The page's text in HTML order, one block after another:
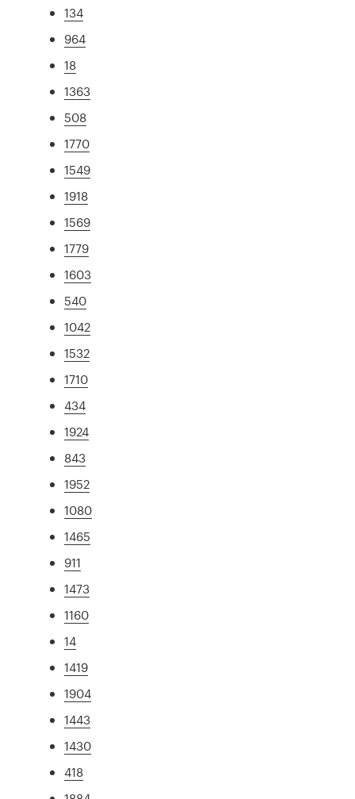
134
964
18
1363
508
1770
1549
1918
1569
1779
1603
540
1042
1532
1710
434
1924
843
1952
1080
1465
911
1473
1160
14
1419
1904
1443
1430
418